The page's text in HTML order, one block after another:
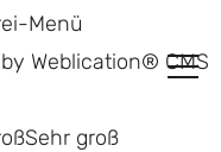
Menü
Weblication® CMS
Sehr groß